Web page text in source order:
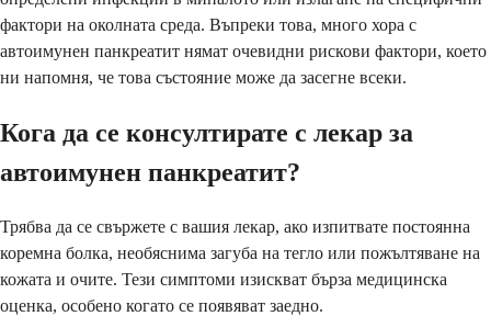
фактори на околната среда. Въпреки това, много хора с
автоимунен панкреатит нямат очевидни рискови фактори, което
ни напомня, че това състояние може да засегне всеки.
Кога да се консултирате с лекар за
автоимунен панкреатит?
Трябва да се свържете с вашия лекар, ако изпитвате постоянна
коремна болка, необяснима загуба на тегло или пожълтяване на
кожата и очите. Тези симптоми изискват бърза медицинска
оценка, особено когато се появяват заедно.